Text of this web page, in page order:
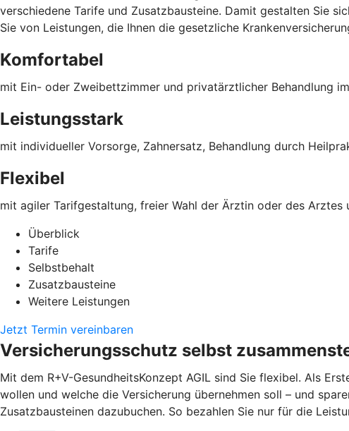
verschiedene Tarife und Zusatzbausteine. Damit gestalten Sie
Sie von Leistungen, die Ihnen die gesetzliche
Komfortabel
mit Ein- oder Zweibettzimmer und privatärztlicher Behandlung
Leistungsstark
mit individueller Vorsorge, Zahnersatz, Behandlung durch
Flexibel
mit agiler Tarifgestaltung, freier Wahl der Ärztin oder des Arztes
Überblick
Tarife
Selbstbehalt
Zusatzbausteine
Weitere Leistungen
Jetzt Termin vereinbaren
Versicherungsschutz selbst
Mit dem R+V-GesundheitsKonzept AGIL sind Sie flexibel. Als
wollen und welche die Versicherung übernehmen soll – und
Zusatzbausteinen dazubuchen. So bezahlen Sie nur für die